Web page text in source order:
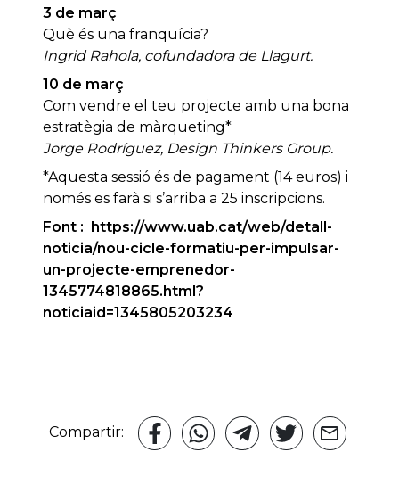
3 de març
Què és una franquícia?
Ingrid Rahola, cofundadora de Llagurt.
10 de març
Com vendre el teu projecte amb una bona
estratègia de màrqueting*
Jorge Rodríguez, Design Thinkers Group.
*Aquesta sessió és de pagament (14 euros) i
només es farà si s’arriba a 25 inscripcions.
Font : https://www.uab.cat/web/detall-
noticia/nou-cicle-formatiu-per-impulsar-
un-projecte-emprenedor-
1345774818865.html?
noticiaid=1345805203234
Compartir: